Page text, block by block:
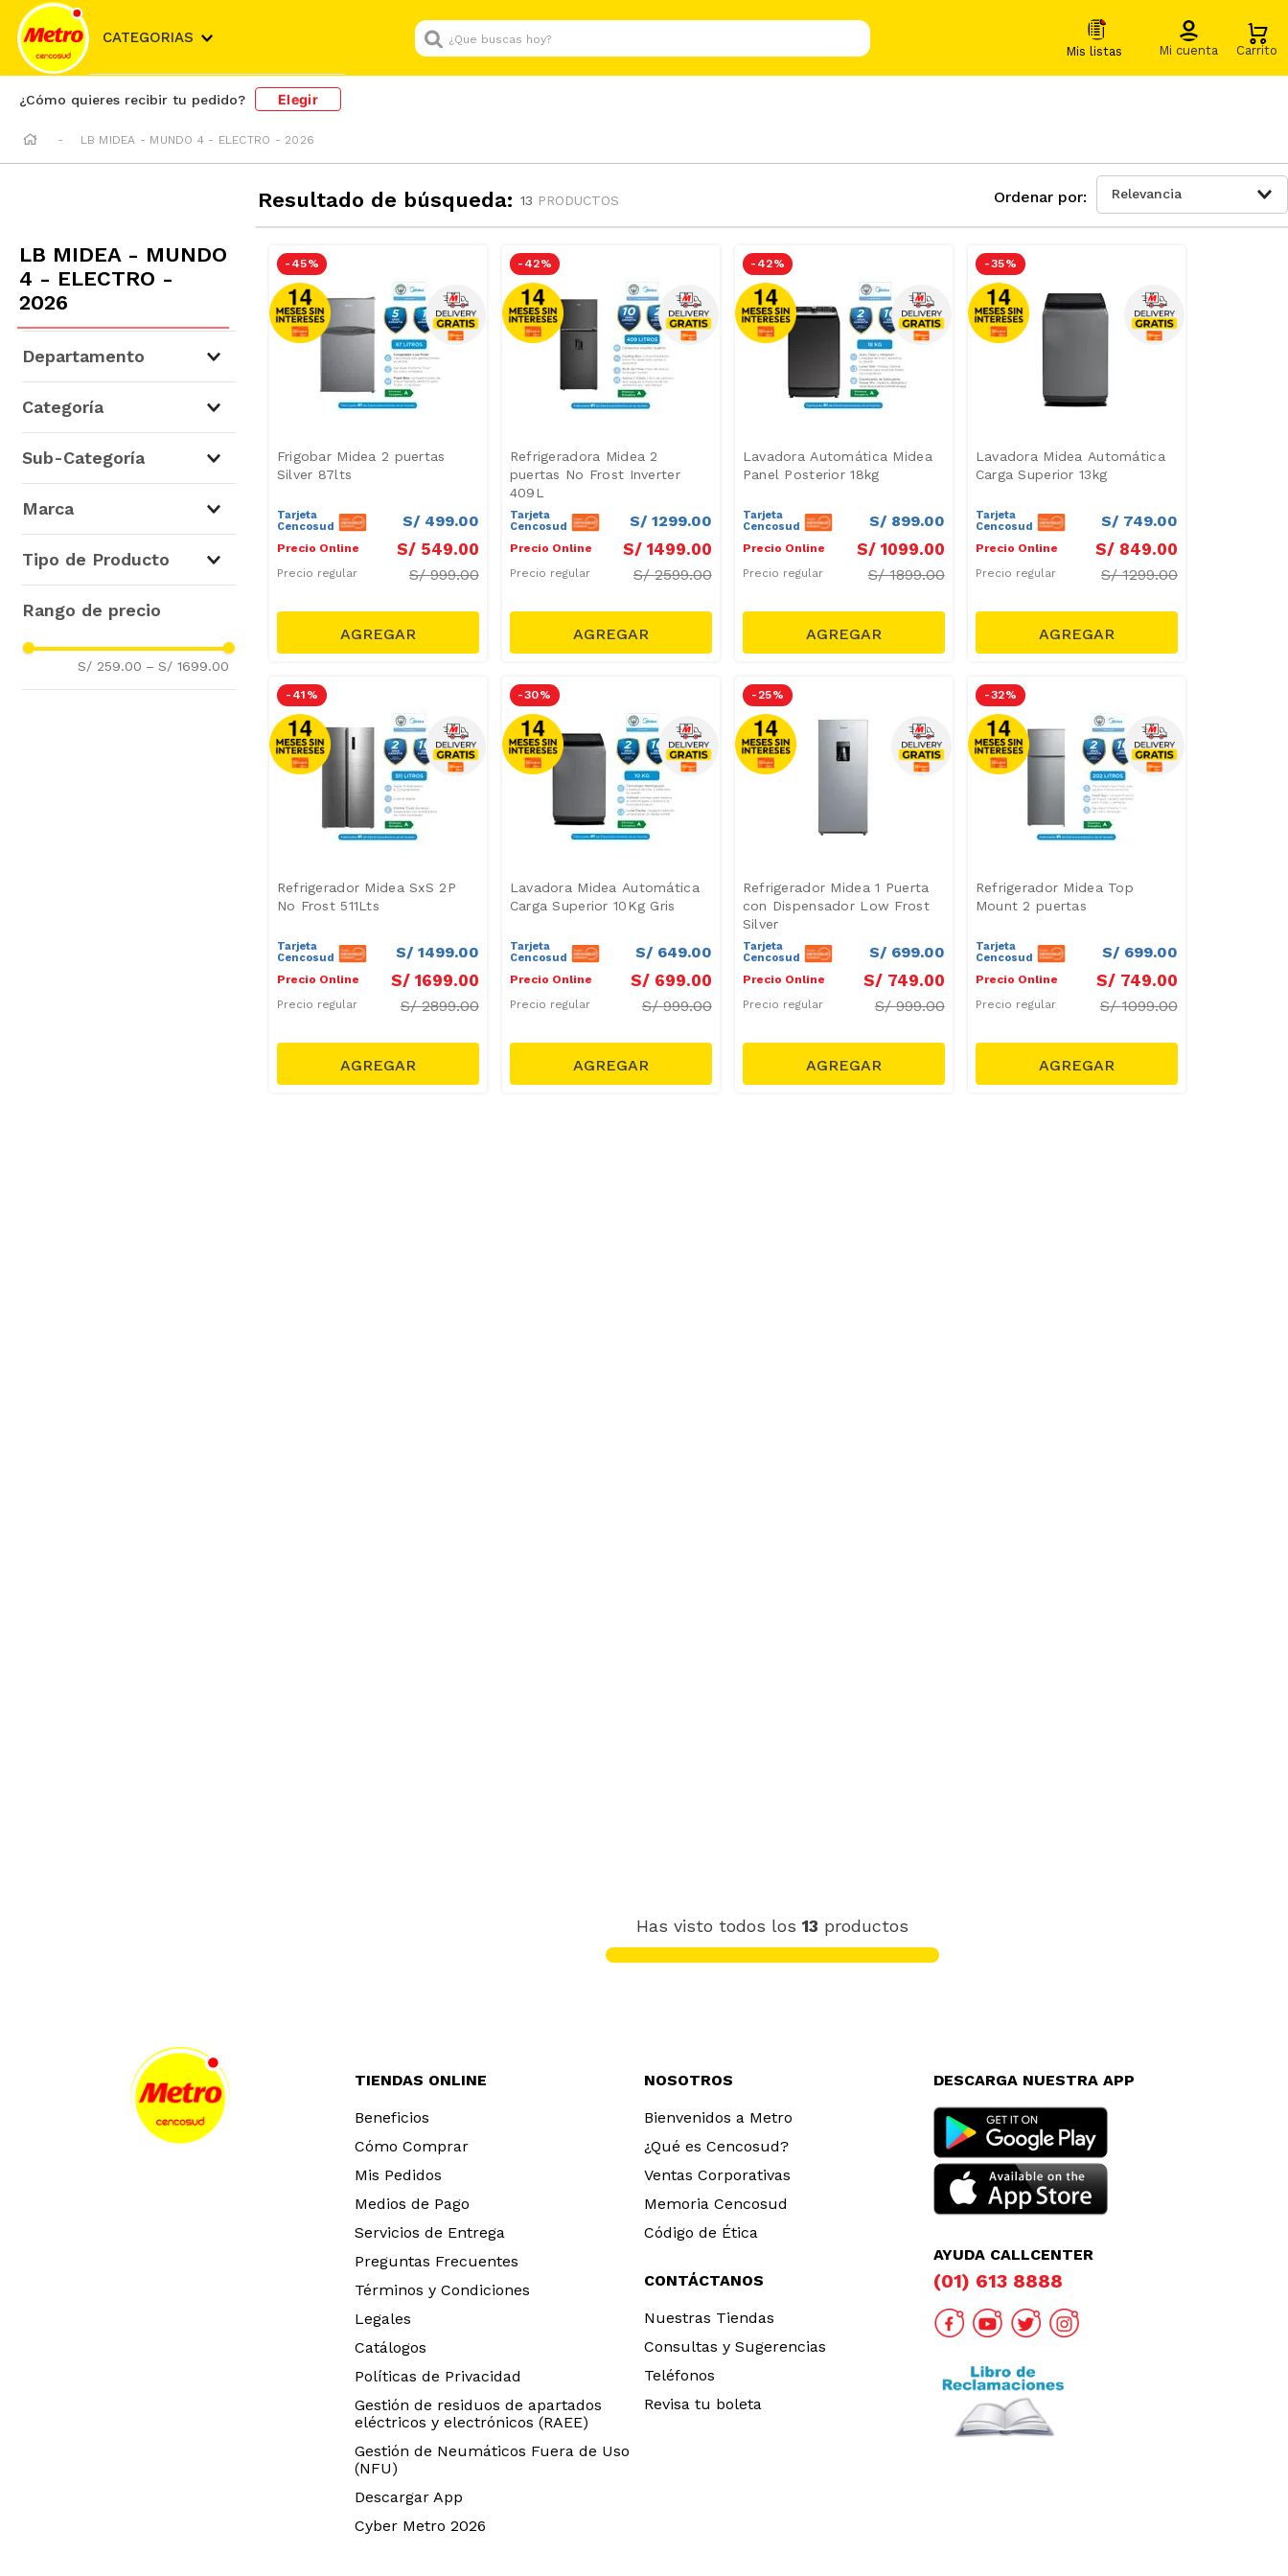
CATEGORIAS
¿Que buscas hoy?
¿Cómo quieres recibir tu pedido? Elegir
LB MIDEA - MUNDO 4 - ELECTRO - 2026
Resultado de búsqueda: 13 PRODUCTOS Relevancia
LB MIDEA - MUNDO
4 - ELECTRO -
2026
Departamento
Categoría
)
Sub-Categoría
Marca
Tipo de Producto
Lavadoras
Cocina (3)
Refrigerador sin Freezer (1)
S/ 259.00 – S/ 1699.00
- 45 %
Frigobar Midea 2 puertas
Silver 87lts
Tarjeta
Cencosud
S/ 499.00
Precio Online S/ 549.00
Precio regular S/999.00
- 42 %
Refrigeradora Midea 2
puertas No Frost Inverter
409L
Tarjeta
Cencosud
S/ 1299.00
Precio Online S/ 1499.00
Precio regular S/2599.00
- 42 %
Lavadora Automática Midea
Panel Posterior 18kg
Tarjeta
Cencosud
S/ 899.00
Precio Online S/ 1099.00
Precio regular S/1899.00
-35 %
Lavadora Midea Automática
Carga Superior 13kg
Tarjeta
Cencosud
S/ 749.00
Precio Online S/ 849.00
Precio regular S/1299.00
- 41 %
Refrigerador Midea SxS 2P
No Frost 511Lts
Tarjeta
Cencosud
S/ 1499.00
Precio Online S/ 1699.00
Precio regular S/2899.00
-30 %
Lavadora Midea Automática
Carga Superior 10Kg Gris
Tarjeta
Cencosud
S/ 649.00
Precio Online S/ 699.00
Precio regular S/999.00
-25 %
Refrigerador Midea 1 Puerta
con Dispensador Low Frost
Silver
Tarjeta
Cencosud
S/ 699.00
Precio Online S/ 749.00
Precio regular S/999.00
-32 %
Refrigerador Midea Top
Mount 2 puertas
Tarjeta
Cencosud
S/ 699.00
Precio Online S/ 749.00
Precio regular S/1099.00
Has visto todos los13 productos
TIENDAS ONLINE
Beneficios
Cómo Comprar
Mis Pedidos
Medios de Pago
Servicios de Entrega
Preguntas Frecuentes
Términos y Condiciones
Legales
Catálogos
Políticas de Privacidad
Gestión de residuos de apartados
eléctricos y electrónicos (RAEE)
Gestión de Neumáticos Fuera de Uso
(NFU)
Descargar App
Cyber Metro 2026
NOSOTROS
Bienvenidos a Metro
¿Qué es Cencosud?
Ventas Corporativas
Memoria Cencosud
Código de Ética
CONTÁCTANOS
Nuestras Tiendas
Consultas y Sugerencias
Teléfonos
Revisa tu boleta
DESCARGA NUESTRA APP
AYUDA CALLCENTER
(01) 613 8888